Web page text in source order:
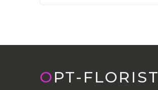
OPT-FLORIST